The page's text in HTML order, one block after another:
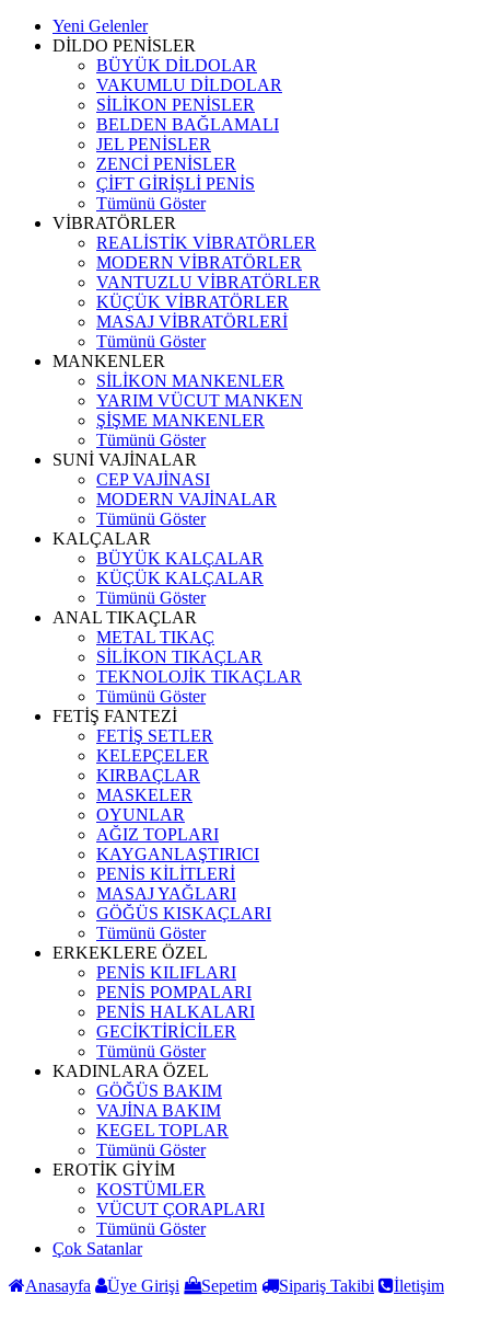
Yeni Gelenler
DİLDO PENİSLER
BÜYÜK DİLDOLAR
VAKUMLU DİLDOLAR
SİLİKON PENİSLER
BELDEN BAĞLAMALI
JEL PENİSLER
ZENCİ PENİSLER
ÇİFT GİRİŞLİ PENİS
Tümünü Göster
VİBRATÖRLER
REALİSTİK VİBRATÖRLER
MODERN VİBRATÖRLER
VANTUZLU VİBRATÖRLER
KÜÇÜK VİBRATÖRLER
MASAJ VİBRATÖRLERİ
Tümünü Göster
MANKENLER
SİLİKON MANKENLER
YARIM VÜCUT MANKEN
ŞİŞME MANKENLER
Tümünü Göster
SUNİ VAJİNALAR
CEP VAJİNASI
MODERN VAJİNALAR
Tümünü Göster
KALÇALAR
BÜYÜK KALÇALAR
KÜÇÜK KALÇALAR
Tümünü Göster
ANAL TIKAÇLAR
METAL TIKAÇ
SİLİKON TIKAÇLAR
TEKNOLOJİK TIKAÇLAR
Tümünü Göster
FETİŞ FANTEZİ
FETİŞ SETLER
KELEPÇELER
KIRBAÇLAR
MASKELER
OYUNLAR
AĞIZ TOPLARI
KAYGANLAŞTIRICI
PENİS KİLİTLERİ
MASAJ YAĞLARI
GÖĞÜS KISKAÇLARI
Tümünü Göster
ERKEKLERE ÖZEL
PENİS KILIFLARI
PENİS POMPALARI
PENİS HALKALARI
GECİKTİRİCİLER
Tümünü Göster
KADINLARA ÖZEL
GÖĞÜS BAKIM
VAJİNA BAKIM
KEGEL TOPLAR
Tümünü Göster
EROTİK GİYİM
KOSTÜMLER
VÜCUT ÇORAPLARI
Tümünü Göster
Çok Satanlar
Anasayfa
Üye Girişi Sepetim Sipariş Takibi İletişim